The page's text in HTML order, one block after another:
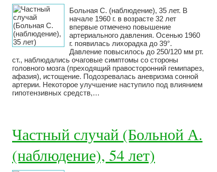
Больная С. (наблюдение), 35 лет. В
начале 1960 г. в возрасте 32 лет
впервые отмечено повышение
артериального давления. Осенью 1960
г. появилась лихорадка до 39°.
Давление повысилось до 250/120 мм рт.
ст., наблюдались очаговые симптомы со стороны
головного мозга (преходящий правосторонний гемипарез,
афазия), истощение. Подозревалась аневризма сонной
артерии. Некоторое улучшение наступило под влиянием
гипотензивных средств,…
Частный случай (Больной А.
(наблюдение), 54 лет)